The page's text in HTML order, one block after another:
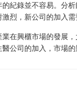
紀錄並不容易。分
激烈，新公司的加入
在興櫃市場的發展
公司的加入，市場